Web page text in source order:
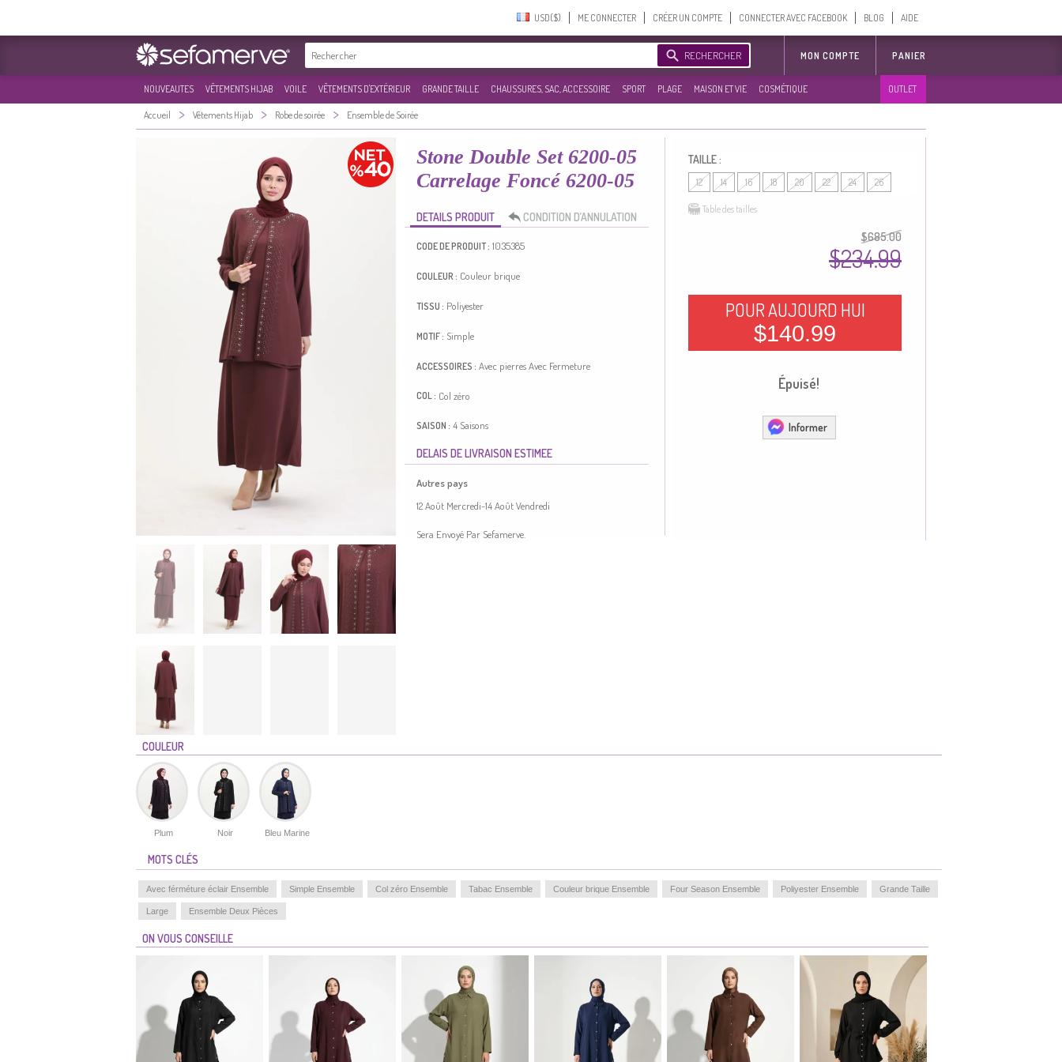
USD($)‎ ME CONNECTER CRÉER UN COMPTE CONNECTER AVEC FACEBOOK BLOG AIDE
RECHERCHER MON COMPTE PANIER
NOUVEAUTES VÊTEMENTS HIJAB VOILE VÊTEMENTS D'EXTÉRIEUR GRANDE TAILLE CHAUSSURES, SAC, ACCESSOIRE SPORT PLAGE MAISON ET VIE COSMÉTIQUE OUTLET
Accueil > Vêtements Hijab > Robe de soirée > Ensemble de Soirée
Stone Double Set 6200-05
Carrelage Foncé 6200-05
DETAILS PRODUIT CONDITION D’ANNULATION
CODE DE PRODUIT : 1035385
COULEUR : Couleur brique
TISSU : Poliyester
MOTIF : Simple
ACCESSOIRES : Avec pierresAvec Fermeture
COL : Col zéro
SAISON : 4 Saisons
COUPE : Longueur:85Option Grande Taille
Couleur Brique. Tissu polyester. Simple. Avec Fermeture.
Col Zéro. Adapté pour les 4 saisons. Option de grande taille
Made in Türkiye
DELAIS DE LIVRAISON ESTIMEE
Autres pays
12 Août Mercredi-14 Août Vendredi
Sera Envoyé Par Sefamerve.
TAILLE :
12 14 16 18 20 22 24 26
Table des tailles
$685.00
$234.99
POUR AUJOURD HUI
$140.99
Épuisé!
Informer
COULEUR
Plum Noir Bleu Marine
MOTS CLÉS
Avec férméture éclair Ensemble Simple Ensemble Col zéro Ensemble Tabac Ensemble Couleur brique Ensemble Four Season Ensemble Poliyester Ensemble Grande Taille
Large Ensemble Deux Pièces
ON VOUS CONSEILLE